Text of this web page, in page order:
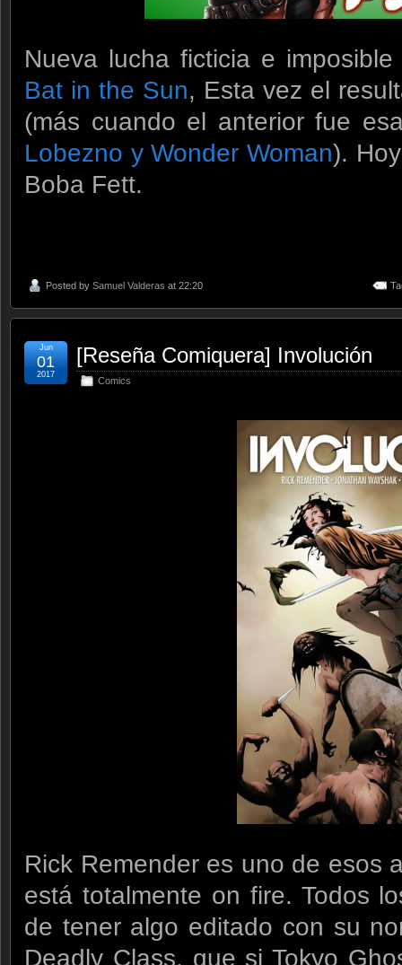
Nueva lucha ficticia e
Bat in the Sun, Esta vez el
(más cuando el anterior fue
Lobezno y Wonder Woman).
Boba Fett.
Posted by Samuel Valderas at 22:20
[Reseña Comiquera] Involución
Comics
Jun
01
2017
Rick Remender es uno de esos
está totalmente on fire. Todos
de tener algo editado con su
Deadly Class, que si Tokyo